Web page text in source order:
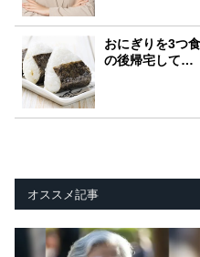
おにぎりを3つ
の後帰宅して…
オススメ記事